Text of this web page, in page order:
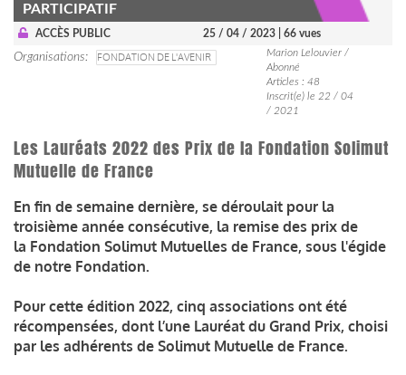
PARTICIPATIF
ACCÈS PUBLIC 25 / 04 / 2023 | 66 vues
Organisations FONDATION DE L'AVENIR
Marion Lelouvier /
Abonné
Articles : 48
Inscrit(e) le 22 / 04
/ 2021
Les Lauréats 2022 des Prix de la Fondation Solimut
Mutuelle de France
En fin de semaine dernière, se déroulait pour la
troisième année consécutive, la remise des prix de
la Fondation Solimut Mutuelles de France, sous l'égide
de notre Fondation.
Pour cette édition 2022, cinq associations ont été
récompensées, dont l’une Lauréat du Grand Prix, choisi
par les adhérents de Solimut Mutuelle de France.